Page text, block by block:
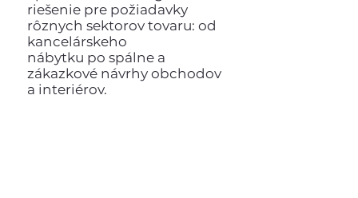
riešenie pre požiadavky
rôznych sektorov tovaru: od
kancelárskeho
nábytku po spálne a
zákazkové návrhy obchodov
a interiérov.